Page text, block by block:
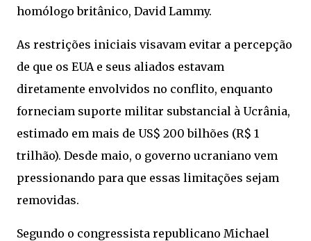
homólogo britânico, David Lammy.
As restrições iniciais visavam evitar a percepção
de que os EUA e seus aliados estavam
diretamente envolvidos no conflito, enquanto
forneciam suporte militar substancial à Ucrânia,
estimado em mais de US$ 200 bilhões (R$ 1
trilhão). Desde maio, o governo ucraniano vem
pressionando para que essas limitações sejam
removidas.
Segundo o congressista republicano Michael